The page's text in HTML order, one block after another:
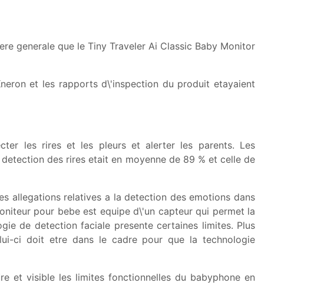
generale que le Tiny Traveler Ai Classic Baby Monitor
et les rapports d\'inspection du produit etayaient
les rires et les pleurs et alerter les parents. Les
des rires etait en moyenne de 89 % et celle de
allegations relatives a la detection des emotions dans
pour bebe est equipe d\'un capteur qui permet la
de detection faciale presente certaines limites. Plus
ci doit etre dans le cadre pour que la technologie
et visible les limites fonctionnelles du babyphone en